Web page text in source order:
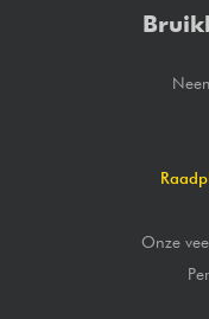
Onze